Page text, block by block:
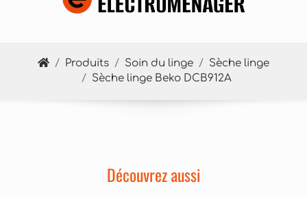
Produits Soin du linge
Sèche linge
Sèche linge Beko DCB912A
Découvrez aussi